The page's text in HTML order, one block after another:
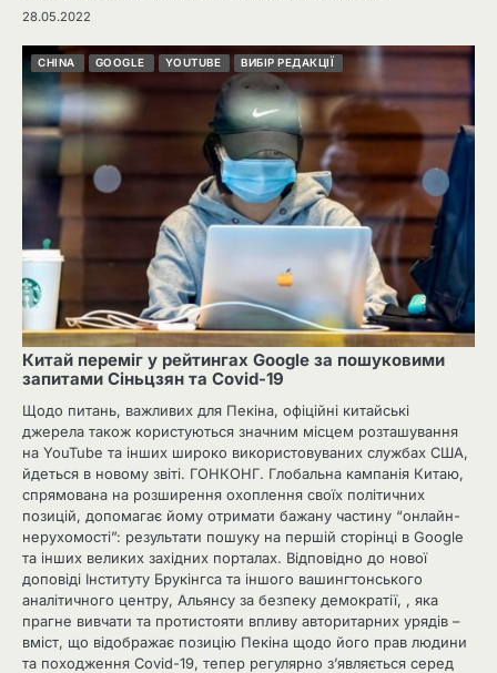
28.05.2022
CHINA GOOGLE YOUTUBE ВИБІР РЕДАКЦІЇ
Китай переміг у рейтингах Google за пошуковими
запитами Сіньцзян та Covid-19
Щодо питань, важливих для Пекіна, офіційні китайські
джерела також користуються значним місцем розташування
на YouTube та інших широко використовуваних службах США,
йдеться в новому звіті. ГОНКОНГ. Глобальна кампанія Китаю,
спрямована на розширення охоплення своїх політичних
позицій, допомагає йому отримати бажану частину “онлайн-
нерухомості”: результати пошуку на першій сторінці в Google
та інших великих західних порталах. Відповідно до нової
доповіді Інституту Брукінгса та іншого вашингтонського
аналітичного центру, Альянсу за безпеку демократії, , яка
прагне вивчати та протистояти впливу авторитарних урядів –
вміст, що відображає позицію Пекіна щодо його прав людини
та походження Covid-19, тепер регулярно з’являється серед